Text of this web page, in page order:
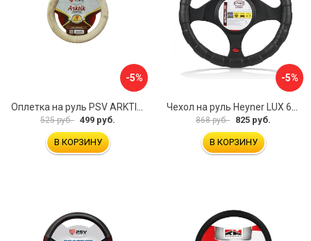
-5%
525 руб. 499 руб.
В КОРЗИНУ
-5%
868 руб. 825 руб.
В КОРЗИНУ